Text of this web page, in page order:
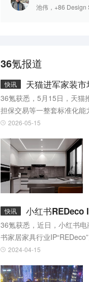
池伟，+86 Design
36氪报道
快讯 天猫进军家装
36氪获悉，5月15日，天猫
担保交易等一整套标准化
作室等中小从业者均可接入
2026-05-15
快讯 小红书REDeco
36氪获悉，近日，小红书
书家居家具行业
REDeco认证品牌将获得亿
2024-04-15